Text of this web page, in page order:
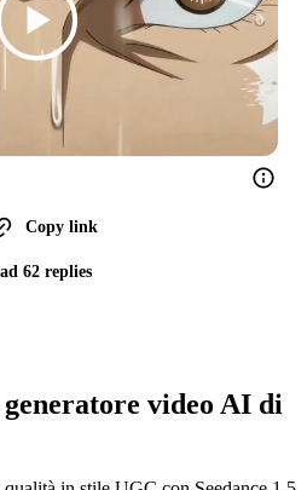
Copy link
62 replies
video AI di